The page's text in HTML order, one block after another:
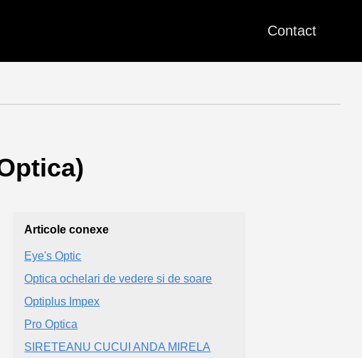
Contact
Articole conexe
Eye's Optic
Optica ochelari de vedere si de soare
Optiplus Impex
Pro Optica
SIRETEANU CUCUI ANDA MIRELA